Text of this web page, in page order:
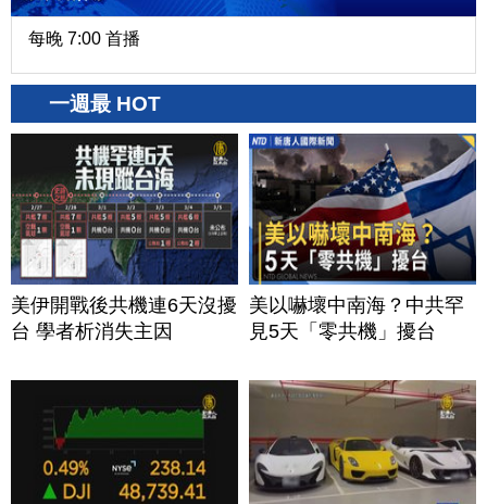
每晚 7:00 首播
一週最 HOT
美伊開戰後共機連6天沒擾
台 學者析消失主因
美以嚇壞中南海？中共罕
見5天「零共機」擾台